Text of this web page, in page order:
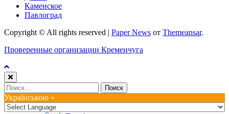
Каменское
Павлоград
Copyright © All rights reserved | Paper News от Themeansar.
Проверенные организации Кременчуга
Найти:
Українською »